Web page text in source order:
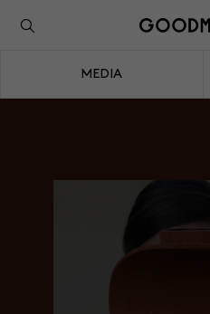
MEDIA
Back to the inspiration